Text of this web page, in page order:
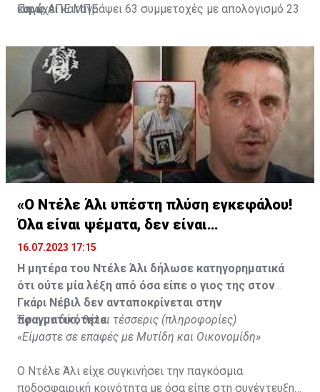
ευρώ.
και έχει καταγράψει 63 συμμετοχές με απολογισμό 23
Πηγή: ΑΠΕ ΜΠΕ
«Ο Ντέλε Άλι υπέστη πλύση εγκεφάλου!
Όλα είναι ψέματα, δεν είναι
υιοθετημένος»
16.07.2023 17:15
Η μητέρα του Ντέλε Άλι δήλωσε κατηγορηματικά
ότι ούτε μία λέξη από όσα είπε ο γιος της στον
Γκάρι Νέβιλ δεν ανταποκρίνεται στην
πραγματικότητα.
Έφυγαν δύο, θέλει τέσσερις (πληροφορίες)
«Είμαστε σε επαφές με Μυτίδη και Οικονομίδη»
Ο Ντέλε Άλι είχε συγκινήσει την παγκόσμια
ποδοσφαιρική κοινότητα με όσα είπε στη συνέντευξη